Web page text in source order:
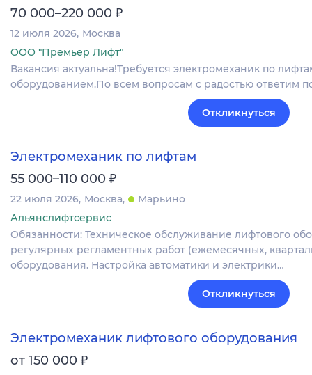
70 000–220 000 ₽
12 июля 2026 Москва
ООО "Премьер Лифт"
Вакансия актуальна!Требуется электромеханик по
оборудованием.По всем вопросам с радостью ответим
Откликнуться
Электромеханик по лифтам
55 000–110 000 ₽
22 июля 2026 Москва
Марьино
Альянслифтсервис
Обязанности: Техническое обслуживание лифтового
регулярных регламентных работ (ежемесячных,
оборудования. Настройка автоматики и электрики…
Откликнуться
Электромеханик лифтового оборудования
от 150 000 ₽